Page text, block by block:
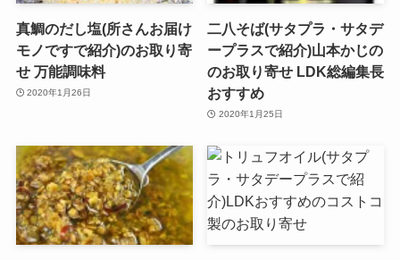
真鯛のだし塩(所さんお届け
モノですで紹介)のお取り寄
せ 万能調味料
2020年1月26日
二八そば(サタプラ・サタデ
ープラスで紹介)山本かじの
のお取り寄せ LDK総編集長
おすすめ
2020年1月25日